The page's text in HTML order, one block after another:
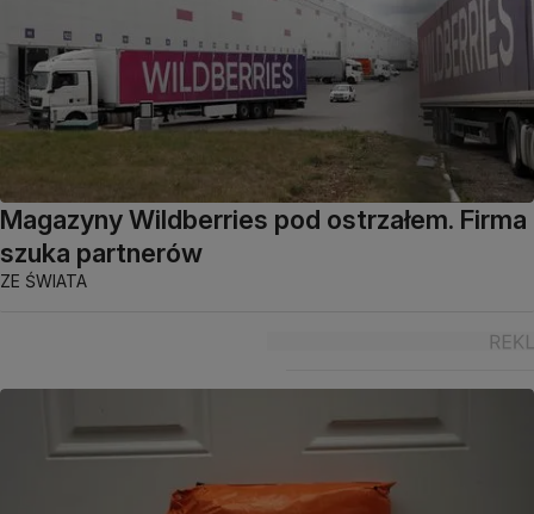
Magazyny Wildberries pod ostrzałem. Firma
szuka partnerów
ZE ŚWIATA